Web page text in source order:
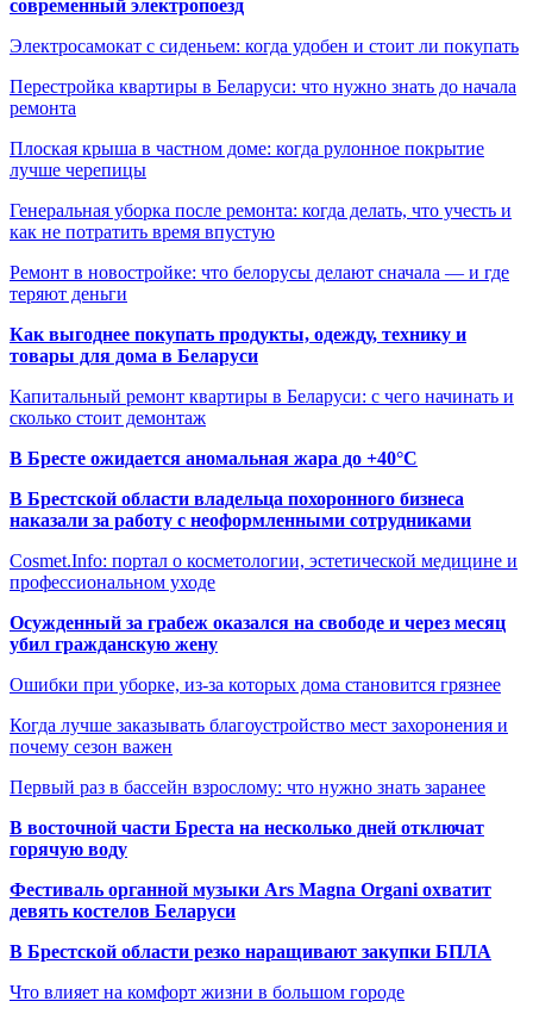
современный электропоезд
Электросамокат с сиденьем: когда удобен и стоит ли покупать
Перестройка квартиры в Беларуси: что нужно знать до начала
ремонта
Плоская крыша в частном доме: когда рулонное покрытие
лучше черепицы
Генеральная уборка после ремонта: когда делать, что учесть и
как не потратить время впустую
Ремонт в новостройке: что белорусы делают сначала — и где
теряют деньги
Как выгоднее покупать продукты, одежду, технику и
товары для дома в Беларуси
Капитальный ремонт квартиры в Беларуси: с чего начинать и
сколько стоит демонтаж
В Бресте ожидается аномальная жара до +40°C
В Брестской области владельца похоронного бизнеса
наказали за работу с неоформленными сотрудниками
Cosmet.Info: портал о косметологии, эстетической медицине и
профессиональном уходе
Осужденный за грабеж оказался на свободе и через месяц
убил гражданскую жену
Ошибки при уборке, из-за которых дома становится грязнее
Когда лучше заказывать благоустройство мест захоронения и
почему сезон важен
Первый раз в бассейн взрослому: что нужно знать заранее
В восточной части Бреста на несколько дней отключат
горячую воду
Фестиваль органной музыки Ars Magna Organi охватит
девять костелов Беларуси
В Брестской области резко наращивают закупки БПЛА
Что влияет на комфорт жизни в большом городе